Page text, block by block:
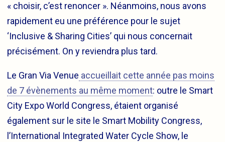
« choisir, c’est renoncer ». Néanmoins, nous avons
rapidement eu une préférence pour le sujet
‘Inclusive & Sharing Cities’ qui nous concernait
précisément. On y reviendra plus tard.
Le Gran Via Venue accueillait cette année pas moins
de 7 évènements au même moment: outre le Smart
City Expo World Congress, étaient organisé
également sur le site le Smart Mobility Congress,
l’International Integrated Water Cycle Show, le